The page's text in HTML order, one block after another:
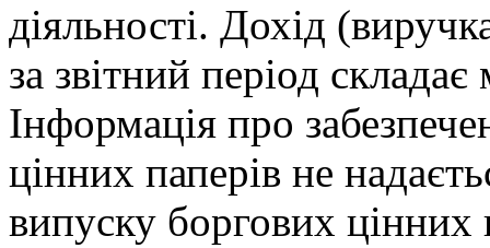
дiяльностi. Дохiд
за звiтний перiод
Iнформацiя про
цiнних паперiв не
випуску боргових цiнних